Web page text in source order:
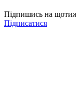
Підпишись на
Підписатися